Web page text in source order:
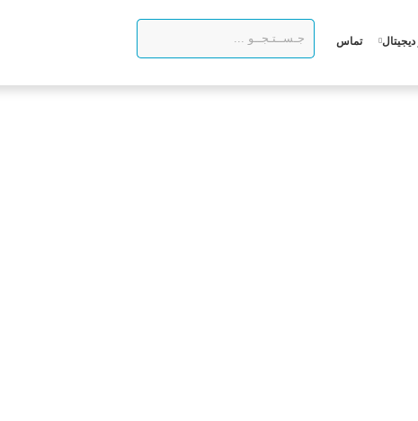
تماس